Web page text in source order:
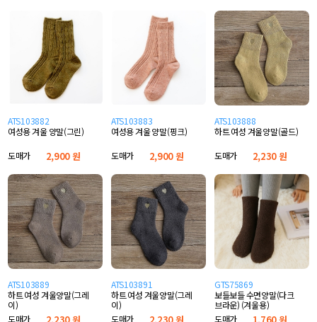
ATS103882
여성용 겨울 양말(그린)
도매가
2,900 원
ATS103883
여성용 겨울 양말(핑크)
도매가
2,900 원
ATS103888
하트 여성 겨울양말(골드)
도매가
2,230 원
ATS103889
하트 여성 겨울양말(그레
이)
도매가
2,230 원
ATS103891
하트 여성 겨울양말(그레
이)
도매가
2,230 원
GTS75869
보들보들 수면양말(다크
브라운) (겨울용)
도매가
1,760 원